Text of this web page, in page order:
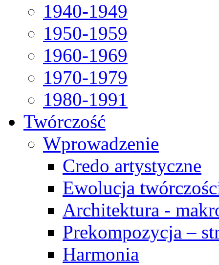
1940-1949
1950-1959
1960-1969
1970-1979
1980-1991
Twórczość
Wprowadzenie
Credo artystyczne
Ewolucja
Architektura -
Prekompozycja –
Harmonia